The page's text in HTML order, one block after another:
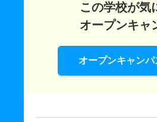
この学校が気
オープンキャ
オープンキャン